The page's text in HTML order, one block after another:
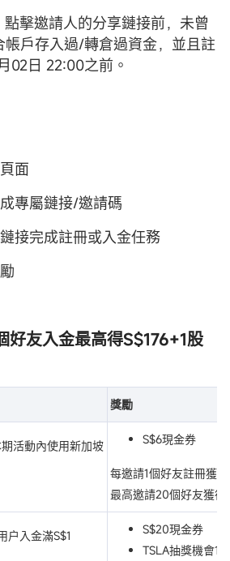
點擊邀請人的分享鏈接前，未曾
帳戶存入過/轉倉過資金，並且註
02日 22:00之前。
面
專屬鏈接/邀請碼
接完成註冊或入金任務
好友入金最高得S$176+1股
獎勵
活動內使用新加坡
S$6現金券
每邀請1個好友註冊獲
最高邀請20個好友獲得
户入金滿S$1
S$20現金券
TSLA抽獎機會1